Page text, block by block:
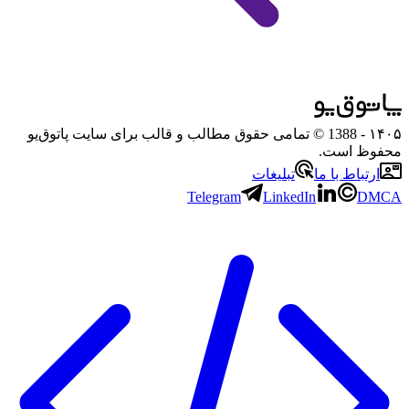
۱۴۰۵
- 1388 © تمامی حقوق مطالب و قالب برای سایت پاتوق‌یو
محفوظ است.
ارتباط با ما
تبلیغات
Telegram
LinkedIn DMCA